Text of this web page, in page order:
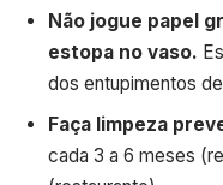
Não jogue papel
estopa no vaso.
dos entupimentos
Faça limpeza
cada 3 a 6 meses